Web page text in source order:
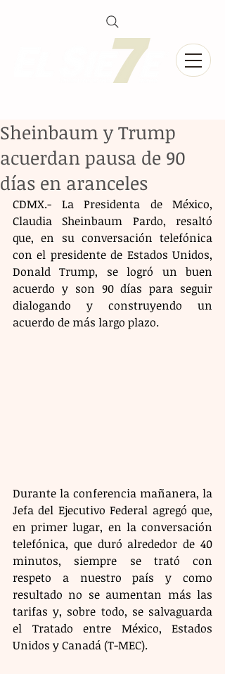
Sheinbaum y Trump
acuerdan pausa de 90
días en aranceles
CDMX.- La Presidenta de México,
Claudia Sheinbaum Pardo, resaltó
que, en su conversación telefónica
con el presidente de Estados Unidos,
Donald Trump, se logró un buen
acuerdo y son 90 días para seguir
dialogando y construyendo un
acuerdo de más largo plazo.
Durante la conferencia mañanera, la
Jefa del Ejecutivo Federal agregó que,
en primer lugar, en la conversación
telefónica, que duró alrededor de 40
minutos, siempre se trató con
respeto a nuestro país y como
resultado no se aumentan más las
tarifas y, sobre todo, se salvaguarda
el Tratado entre México, Estados
Unidos y Canadá (T-MEC).